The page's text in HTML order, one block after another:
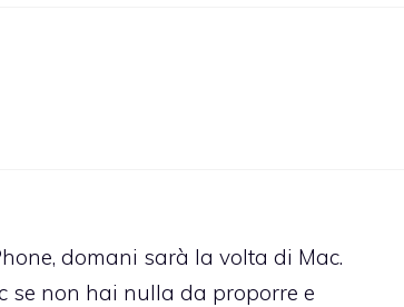
domani sarà la volta di Mac.
se non hai nulla da proporre e